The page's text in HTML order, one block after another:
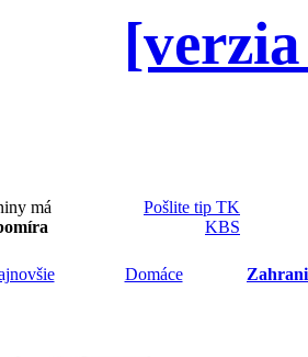
má
Pošlite tip TK
KBS
Domáce